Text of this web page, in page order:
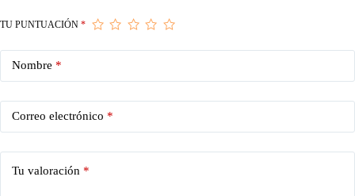
TU PUNTUACIÓN *
Nombre *
Correo electrónico *
Tu valoración *